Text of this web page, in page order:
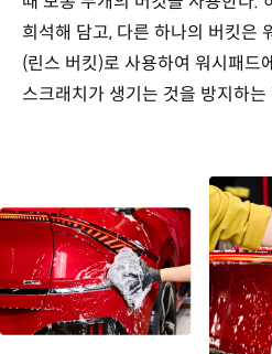
희석해 담고, 다른 하나의 버킷은
(린스 버킷)로 사용하여 워시패드
스크래치가 생기는 것을 방지하는